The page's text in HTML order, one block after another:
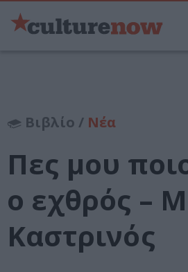
Βιβλίο / Νέα
Πες μου
ο εχθρός –
Καστρινός